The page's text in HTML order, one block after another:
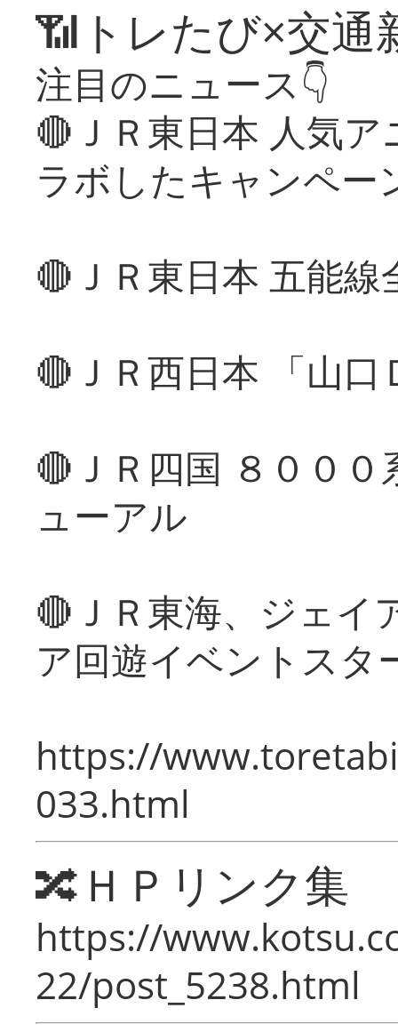
📶トレたび×交通
注目のニュース👇
🔴ＪＲ東日本 人気
ラボしたキャンペー
🔴ＪＲ東日本 五能
🔴ＪＲ西日本 「山
🔴ＪＲ四国 ８００
ューアル
🔴ＪＲ東海、ジェイ
ア回遊イベントスタ
https://
033.html
🔀ＨＰリンク集
https://
22/post_5238.html